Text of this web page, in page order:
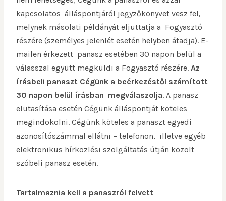
kapcsolatos álláspontjáról jegyzőkönyvet vesz fel,
melynek másolati példányát eljuttatja a Fogyasztó
részére (személyes jelenlét esetén helyben átadja). E-
mailen érkezett panasz esetében 30 napon belül a
válasszal együtt megküldi a Fogyasztó részére. Az
írásbeli panaszt Cégünk a beérkezéstől számított
30 napon belül írásban megválaszolja. A panasz
elutasítása esetén Cégünk álláspontját köteles
megindokolni. Cégünk köteles a panaszt egyedi
azonosítószámmal ellátni – telefonon, illetve egyéb
elektronikus hírközlési szolgáltatás útján közölt
szóbeli panasz esetén.
Tartalmaznia kell a panaszról felvett